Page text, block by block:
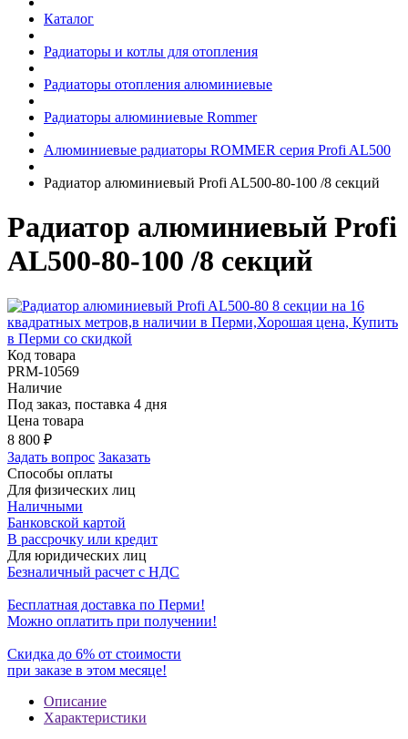
Каталог
Радиаторы и котлы для отопления
Радиаторы отопления алюминиевые
Радиаторы алюминиевые Rommer
Алюминиевые радиаторы ROMMER серия Profi AL500
Радиатор алюминиевый Profi AL500-80-100 /8 секций
Радиатор алюминиевый Profi
AL500-80-100 /8 секций
Код товара
PRM-10569
Наличие
Под заказ, поставка 4 дня
Цена товара
8 800 ₽
Задать вопрос Заказать
Способы оплаты
Для физических лиц
Наличными
Банковской картой
В рассрочку или кредит
Для юридических лиц
Безналичный расчет с НДС
Бесплатная доставка по Перми!
Можно оплатить при получении!
Скидка до 6% от стоимости
при заказе в этом месяце!
Описание
Характеристики